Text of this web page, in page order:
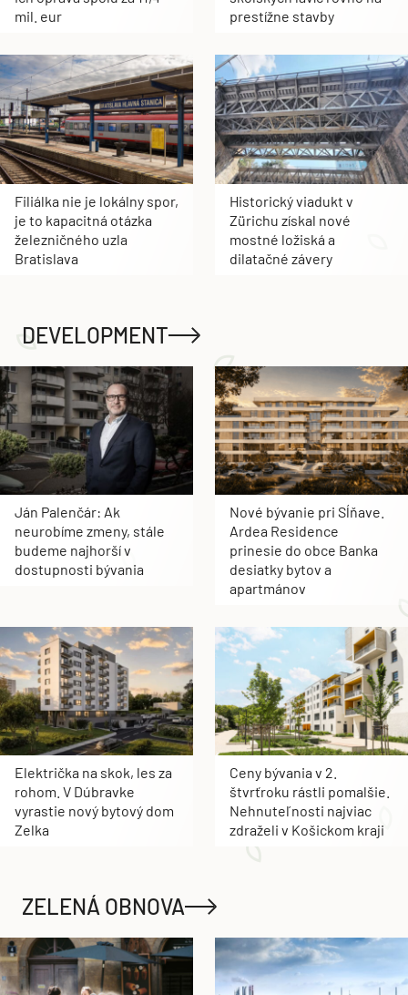
mil. eur
prestížne stavby
Filiálka nie je lokálny spor,
je to kapacitná otázka
železničného uzla
Bratislava
Historický viadukt v
Zürichu získal nové
mostné ložiská a
dilatačné závery
DEVELOPMENT
Ján Palenčár: Ak
neurobíme zmeny, stále
budeme najhorší v
dostupnosti bývania
Nové bývanie pri Sĺňave.
Ardea Residence
prinesie do obce Banka
desiatky bytov a
apartmánov
Električka na skok, les za
rohom. V Dúbravke
vyrastie nový bytový dom
Zelka
Ceny bývania v 2.
štvrťroku rástli pomalšie.
Nehnuteľnosti najviac
zdraželi v Košickom kraji
ZELENÁ OBNOVA